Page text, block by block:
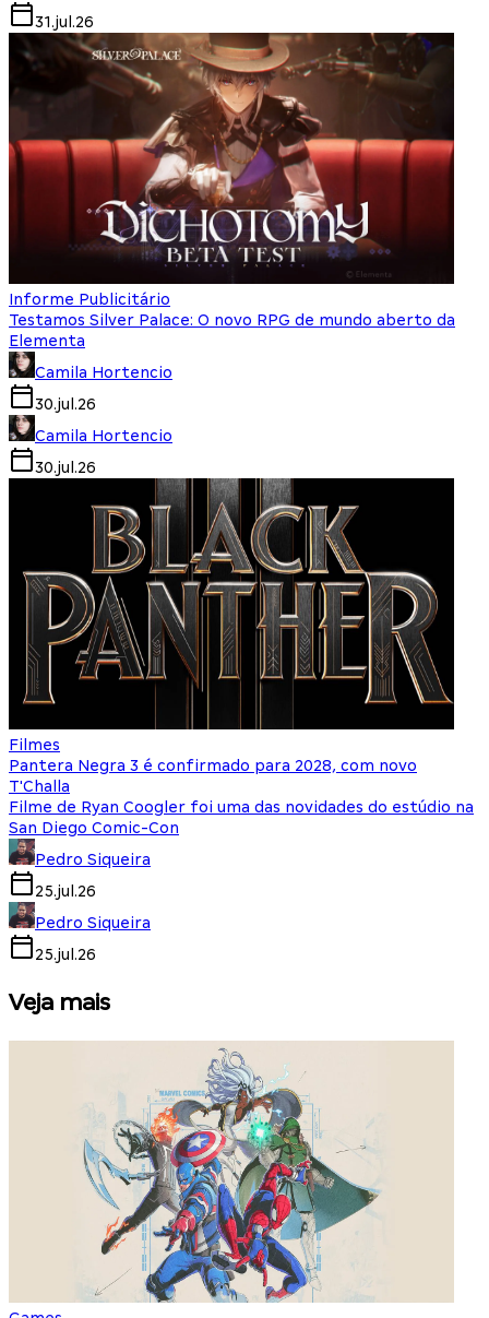
31.jul.26
Informe Publicitário
Testamos Silver Palace: O novo RPG de mundo aberto da
Elementa
Camila Hortencio
30.jul.26
Camila Hortencio
30.jul.26
Filmes
Pantera Negra 3 é confirmado para 2028, com novo
T'Challa
Filme de Ryan Coogler foi uma das novidades do estúdio na
San Diego Comic-Con
Pedro Siqueira
25.jul.26
Pedro Siqueira
25.jul.26
Veja mais